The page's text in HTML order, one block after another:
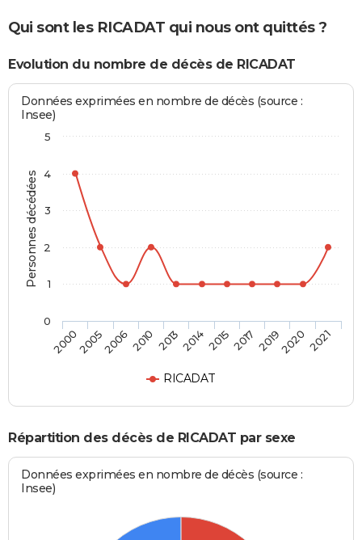
Qui sont les RICADAT qui nous ont quittés ?
Evolution du nombre de décès de RICADAT
Personnes décédées
Données exprimées en nombre de décès (source :
Insee)
RICADAT
2000200520062010 2013201420152017 20192020 2021
0
1
2
3
4
5
Répartition des décès de RICADAT par sexe
Données exprimées en nombre de décès (source :
Insee)